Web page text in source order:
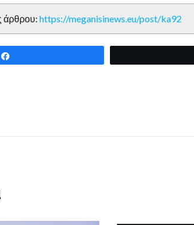
άρθρου: https://meganisinews.eu/post/ka92